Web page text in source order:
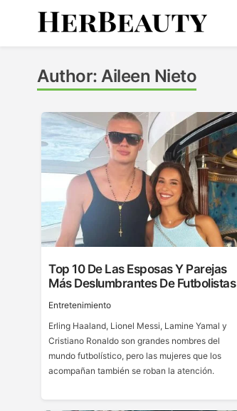
Author: Aileen Nieto
Top 10 De Las Esposas Y Parejas
Más Deslumbrantes De Futbolistas
Entretenimiento
Erling Haaland, Lionel Messi, Lamine Yamal y
Cristiano Ronaldo son grandes nombres del
mundo futbolístico, pero las mujeres que los
acompañan también se roban la atención.